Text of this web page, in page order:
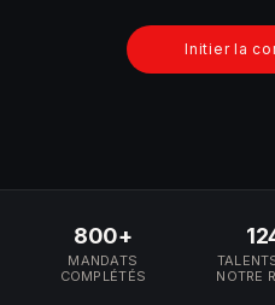
Initier la
800+
MANDATS
COMPLÉTÉS
NOTRE